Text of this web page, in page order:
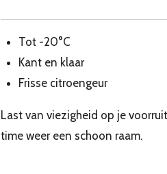
Tot -20°C
Kant en klaar
Frisse citroengeur
Last van viezigheid op je
time weer een schoon raam.